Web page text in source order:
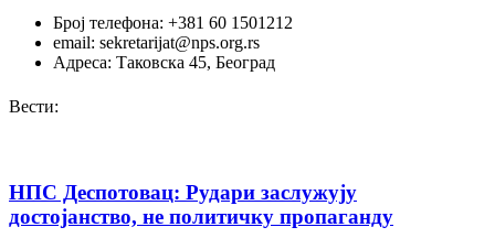
Број телефона: +381 60 1501212
email: sekretarijat@nps.org.rs
Адреса: Таковска 45, Београд
Вести:
НПС Деспотовац: Рудари заслужују
достојанство, не политичку пропаганду